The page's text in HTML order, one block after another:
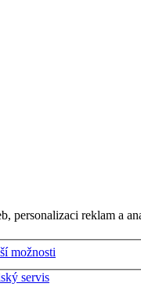
personalizaci reklam a
možnosti
servis